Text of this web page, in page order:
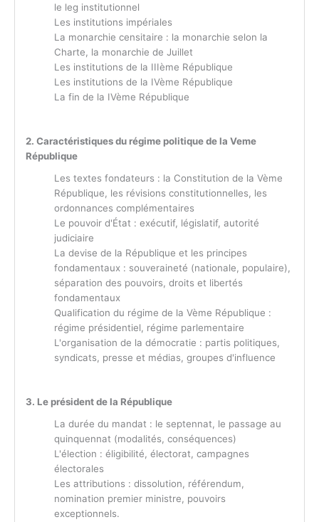
le leg institutionnel
Les institutions impériales
La monarchie censitaire : la monarchie selon la
Charte, la monarchie de Juillet
Les institutions de la IIIème République
Les institutions de la IVème République
La fin de la IVème République
2. Caractéristiques du régime politique de la Veme
République
Les textes fondateurs : la Constitution de la Vème
République, les révisions constitutionnelles, les
ordonnances complémentaires
Le pouvoir d'État : exécutif, législatif, autorité
judiciaire
La devise de la République et les principes
fondamentaux : souveraineté (nationale, populaire),
séparation des pouvoirs, droits et libertés
fondamentaux
Qualification du régime de la Vème République :
régime présidentiel, régime parlementaire
L'organisation de la démocratie : partis politiques,
syndicats, presse et médias, groupes d'influence
3. Le président de la République
La durée du mandat : le septennat, le passage au
quinquennat (modalités, conséquences)
L'élection : éligibilité, électorat, campagnes
électorales
Les attributions : dissolution, référendum,
nomination premier ministre, pouvoirs
exceptionnels.